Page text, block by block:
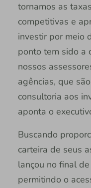
tornamos as
competitivas e
investir por meio
ponto tem sido a
nossos
agências, que
consultoria aos
aponta o
Buscando
carteira de seus
lançou no final
permitindo o